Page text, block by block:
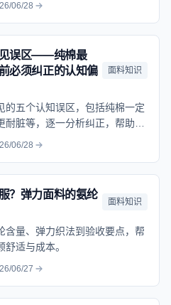
06/28
见误区——纯棉最
必须纠正的认知偏
面料知识
的五个认知误区，包括纯棉一定
脏等，逐一分析纠正，帮助企
型思路。
06/28
？弹力面料的氨纶
面料知识
含量、弹力织法到验收要点，帮
适与成本。
06/27